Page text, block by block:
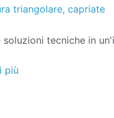
triangolare, capriate
soluzioni tecniche in
più